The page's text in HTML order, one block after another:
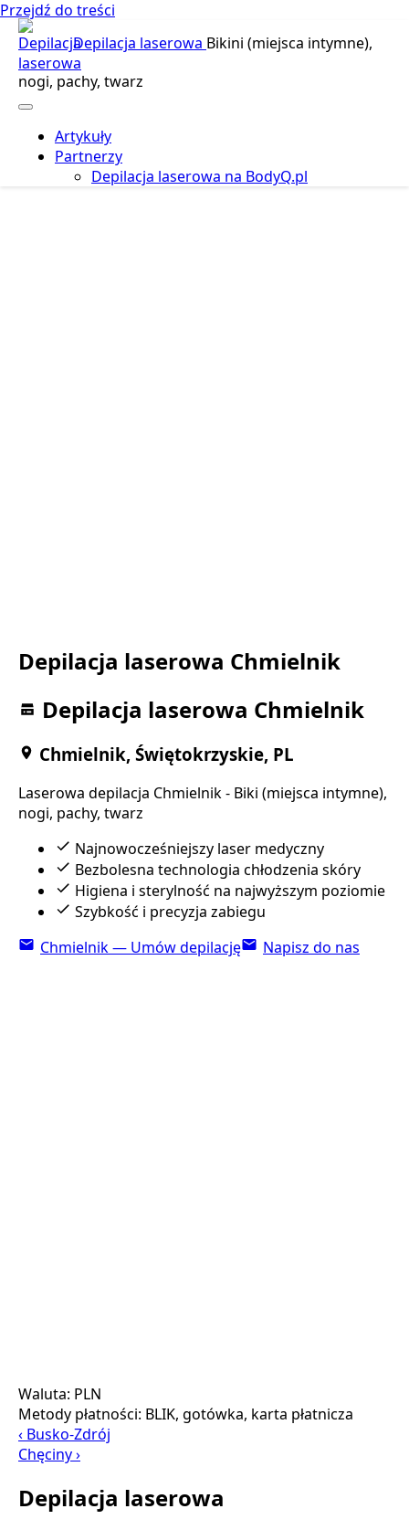
Przejdź do treści
Depilacja laserowa Bikini (miejsca intymne),
nogi, pachy, twarz
Artykuły
Partnerzy
Depilacja laserowa na BodyQ.pl
Depilacja laserowa Chmielnik
Depilacja laserowa Chmielnik
Chmielnik, Świętokrzyskie, PL
Laserowa depilacja Chmielnik - Biki (miejsca intymne),
nogi, pachy, twarz
Najnowocześniejszy laser medyczny
Bezbolesna technologia chłodzenia skóry
Higiena i sterylność na najwyższym poziomie
Szybkość i precyzja zabiegu
Chmielnik — Umów depilację
Napisz do nas
Waluta: PLN
Metody płatności: BLIK, gotówka, karta płatnicza
‹ Busko-Zdrój
Chęciny ›
Depilacja laserowa